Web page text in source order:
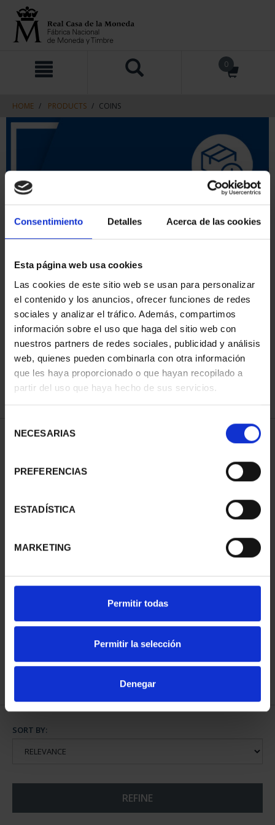
Consentimiento Detalles Acerca de las cookies
Esta página web usa cookies
Las cookies de este sitio web se usan para personalizar
el contenido y los anuncios, ofrecer funciones de redes
sociales y analizar el tráfico. Además, compartimos
información sobre el uso que haga del sitio web con
nuestros partners de redes sociales, publicidad y análisis
web, quienes pueden combinarla con otra información
que les haya proporcionado o que hayan recopilado a
partir del uso que haya hecho de sus servicios.
NECESARIAS
PREFERENCIAS
ESTADÍSTICA
MARKETING
Permitir todas
Permitir la selección
Denegar
navigation
0
HOME PRODUCTS COINS
SORT BY:
REFINE
1 Products found
WORLD HERITAGE
€73.00
SORT BY:
REFINE